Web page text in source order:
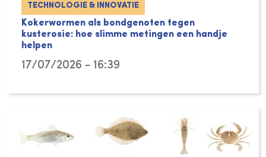
TECHNOLOGIE & INNOVATIE
Kokerwormen als bondgenoten tegen
kusterosie: hoe slimme metingen een handje
helpen
17/07/2026 - 16:39